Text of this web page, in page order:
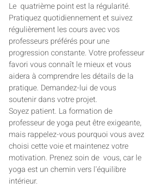
Le  quatrième point est la régularité.
Pratiquez quotidiennement et suivez
régulièrement les cours avec vos
professeurs préférés pour une
progression constante. Votre professeur
favori vous connaît le mieux et vous
aidera à comprendre les détails de la
pratique. Demandez-lui de vous
soutenir dans votre projet.
Soyez patient. La formation de
professeur de yoga peut être exigeante,
mais rappelez-vous pourquoi vous avez
choisi cette voie et maintenez votre
motivation. Prenez soin de  vous, car le
yoga est un chemin vers l'équilibre
intérieur.